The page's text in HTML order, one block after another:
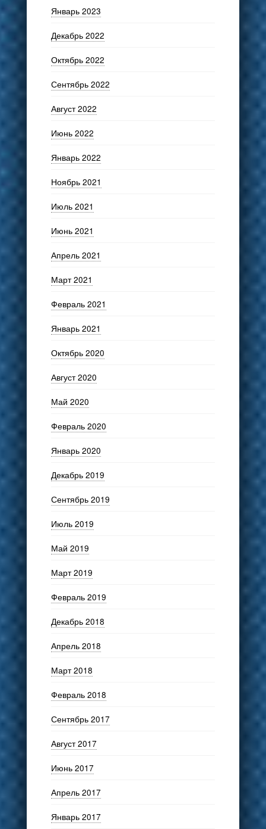
Январь 2023
Декабрь 2022
Октябрь 2022
Сентябрь 2022
Август 2022
Июнь 2022
Январь 2022
Ноябрь 2021
Июль 2021
Июнь 2021
Апрель 2021
Март 2021
Февраль 2021
Январь 2021
Октябрь 2020
Август 2020
Май 2020
Февраль 2020
Январь 2020
Декабрь 2019
Сентябрь 2019
Июль 2019
Май 2019
Март 2019
Февраль 2019
Декабрь 2018
Апрель 2018
Март 2018
Февраль 2018
Сентябрь 2017
Август 2017
Июнь 2017
Апрель 2017
Январь 2017